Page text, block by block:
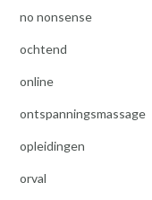
no nonsense
ochtend
online
ontspanningsmassage
opleidingen
orval